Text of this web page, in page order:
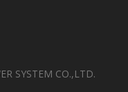
SYSTEM CO.,LTD.